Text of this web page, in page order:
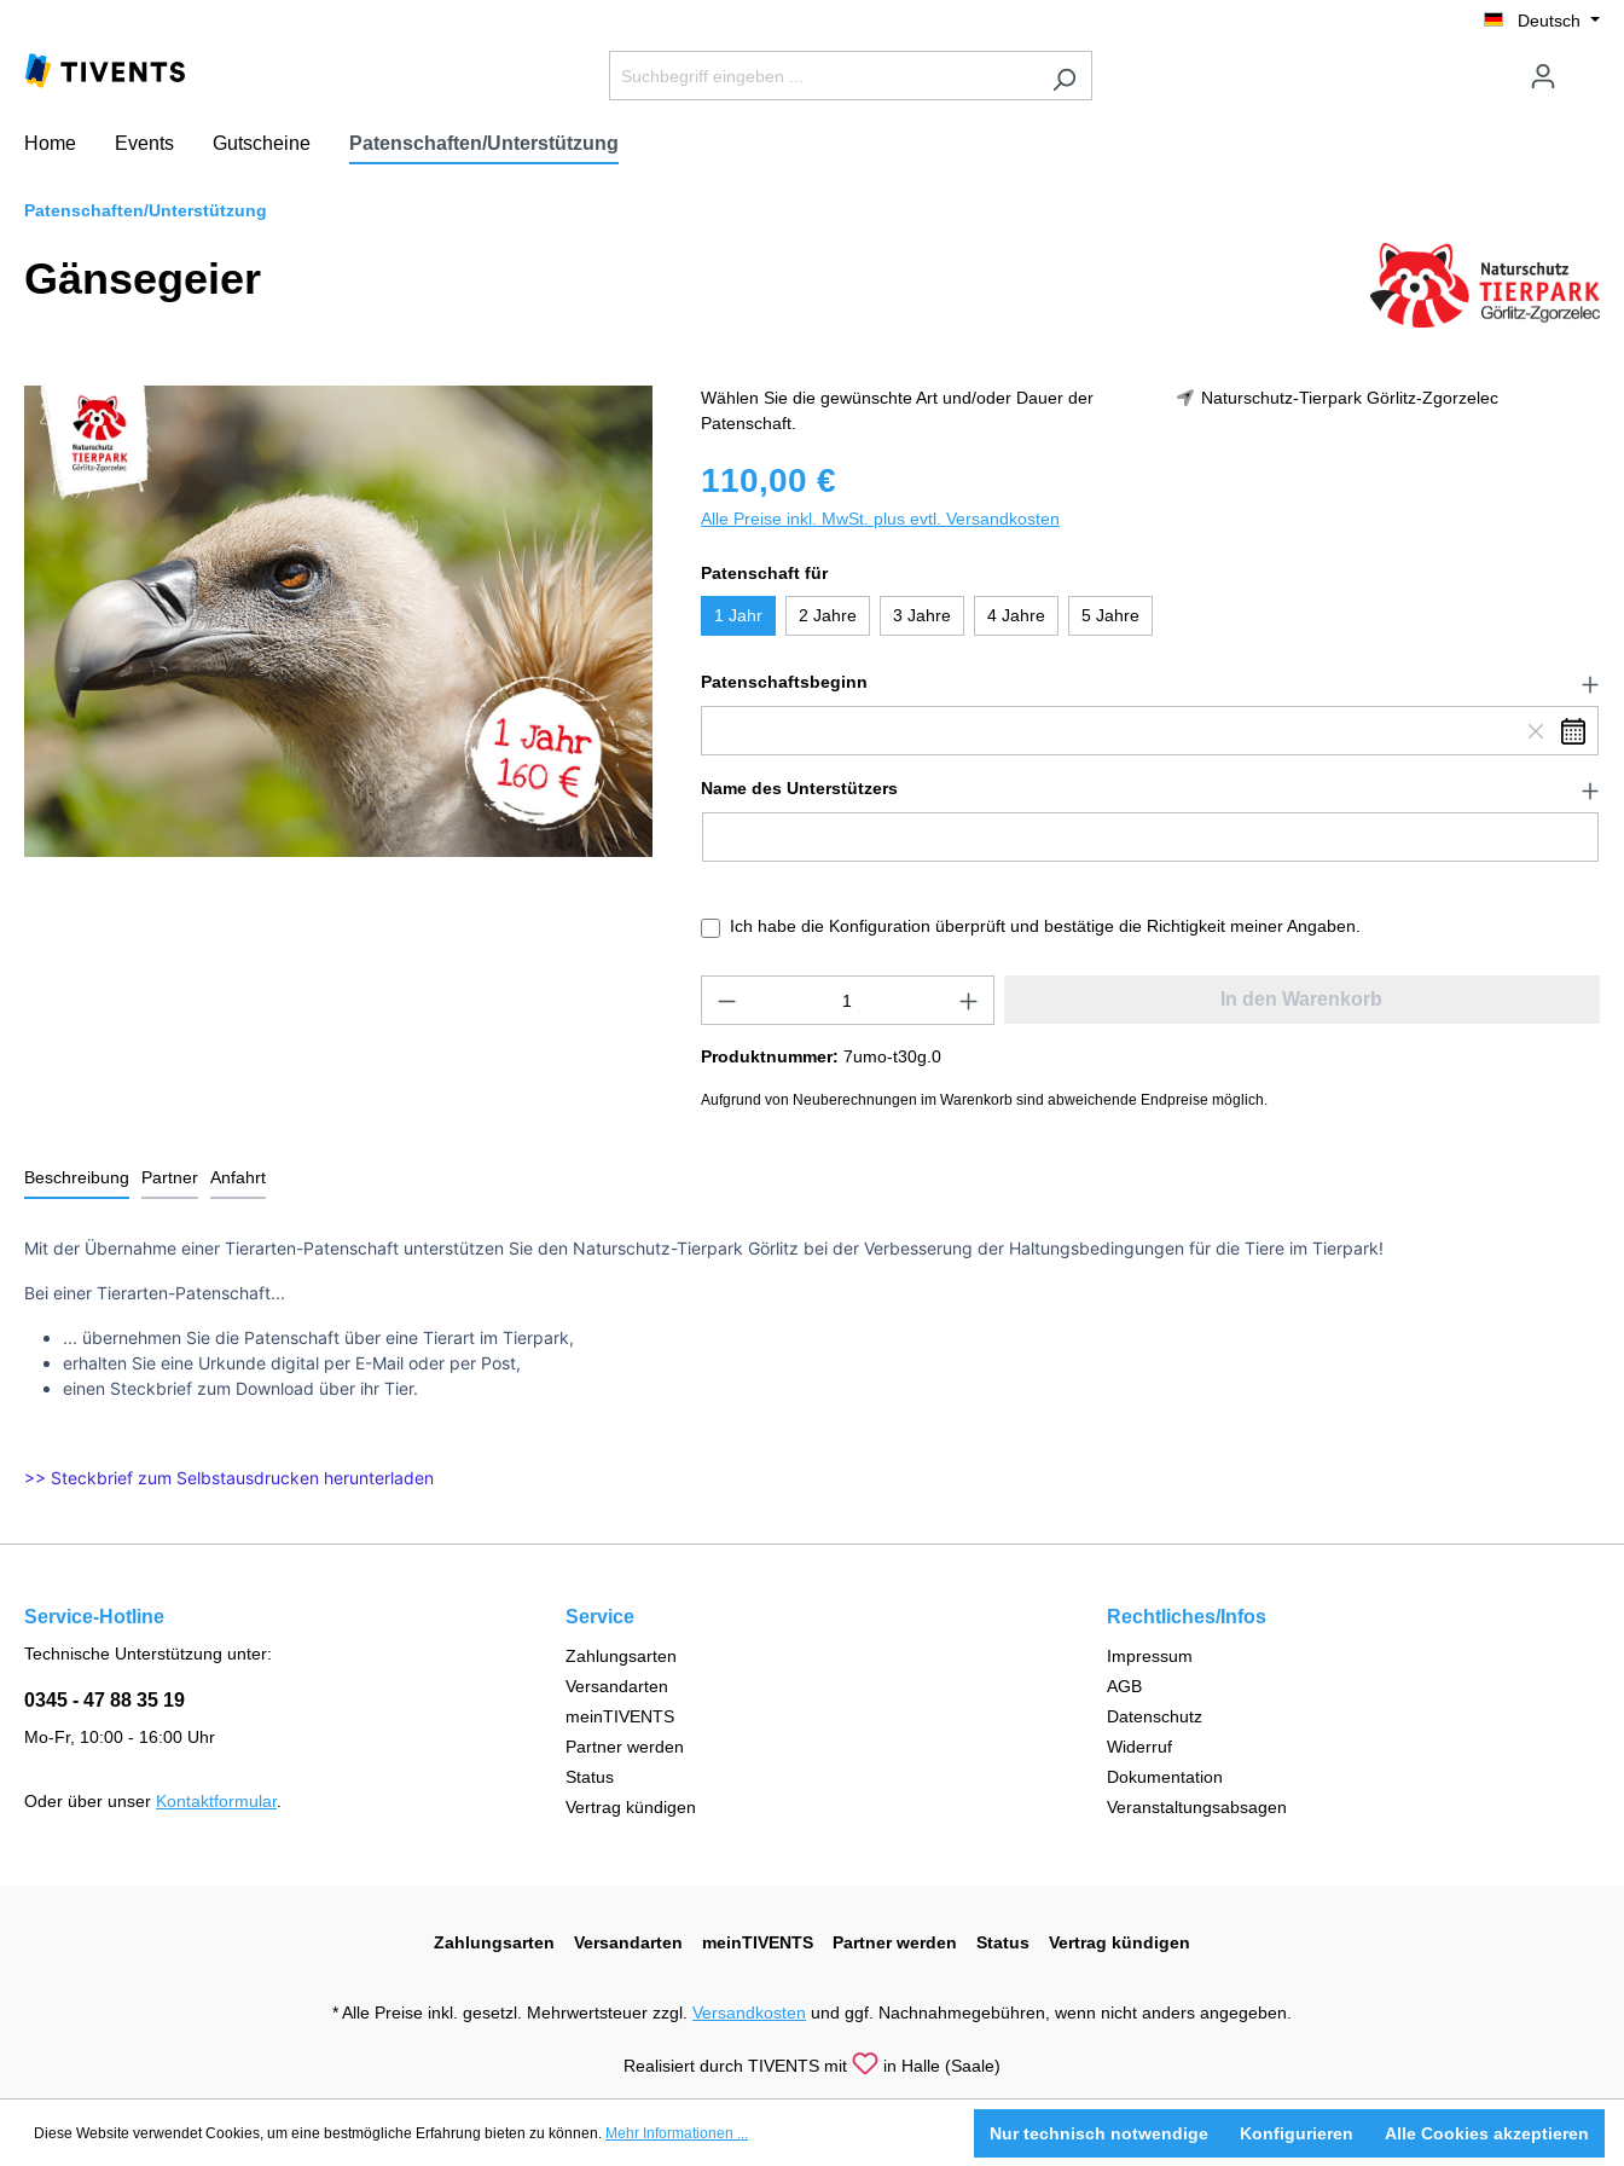
Deutsch
Home Events Gutscheine Patenschaften/Unterstützung
Patenschaften/Unterstützung
Gänsegeier
Wählen Sie die gewünschte Art und/oder Dauer der
Patenschaft.
Naturschutz-Tierpark Görlitz-Zgorzelec
110,00 €
Alle Preise inkl. MwSt. plus evtl. Versandkosten
Patenschaft für
1 Jahr 2 Jahre 3 Jahre 4 Jahre 5 Jahre
Patenschaftsbeginn
Name des Unterstützers
Ich habe die Konfiguration überprüft und bestätige die Richtigkeit meiner Angaben.
In den Warenkorb
Produktnummer: 7umo-t30g.0
Aufgrund von Neuberechnungen im Warenkorb sind abweichende Endpreise möglich.
Beschreibung Partner Anfahrt
Mit der Übernahme einer Tierarten-Patenschaft unterstützen Sie den Naturschutz-Tierpark Görlitz bei der Verbesserung der Haltungsbedingungen für die Tiere im Tierpark!
Bei einer Tierarten-Patenschaft...
... übernehmen Sie die Patenschaft über eine Tierart im Tierpark,
erhalten Sie eine Urkunde digital per E-Mail oder per Post,
einen Steckbrief zum Download über ihr Tier.
>> Steckbrief zum Selbstausdrucken herunterladen
Service-Hotline
Technische Unterstützung unter:
0345 - 47 88 35 19
Mo-Fr, 10:00 - 16:00 Uhr
Oder über unser Kontaktformular.
Service
Zahlungsarten
Versandarten
meinTIVENTS
Partner werden
Status
Vertrag kündigen
Rechtliches/Infos
Impressum
AGB
Datenschutz
Widerruf
Dokumentation
Veranstaltungsabsagen
Zahlungsarten Versandarten meinTIVENTS Partner werden Status Vertrag kündigen
* Alle Preise inkl. gesetzl. Mehrwertsteuer zzgl. Versandkosten und ggf. Nachnahmegebühren, wenn nicht anders angegeben.
Realisiert durch TIVENTS mit in Halle (Saale)
Diese Website verwendet Cookies, um eine bestmögliche Erfahrung bieten zu können. Mehr Informationen ... Nur technisch notwendige Konfigurieren Alle Cookies akzeptieren